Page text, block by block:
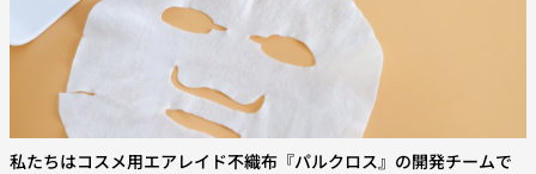
私たちはコスメ用エアレイド不織布『パルクロス』の開発チームで